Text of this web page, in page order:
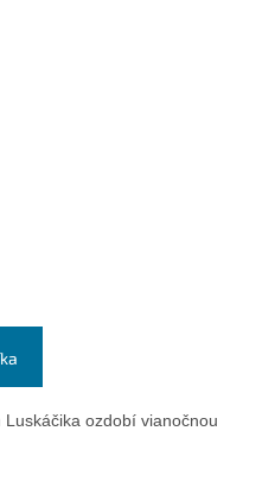
ozdobí vianočnou